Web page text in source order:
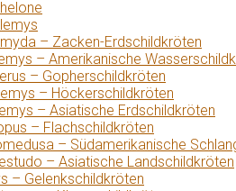
– Zacken-Erdschildkröten
– Amerikanische
– Gopherschildkröten
– Höckerschildkröten
– Asiatische Erdschildkröten
– Flachschildkröten
– Südamerikanische
– Asiatische Landschildkröten
– Gelenkschildkröten